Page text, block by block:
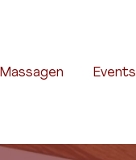
Massagen Events